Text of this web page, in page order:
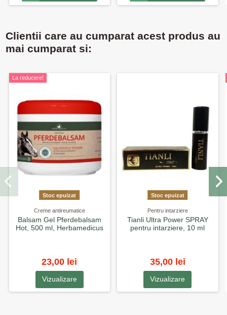
Clientii care au cumparat acest produs au
mai cumparat si:
La reducere!
Stoc epuizat
Creme antireumatice
Balsam Gel Pferdebalsam
Hot, 500 ml, Herbamedicus
23,00 lei
Vizualizare
Stoc epuizat
Pentru intarziere
Tianli Ultra Power SPRAY
pentru intarziere, 10 ml
35,00 lei
Vizualizare